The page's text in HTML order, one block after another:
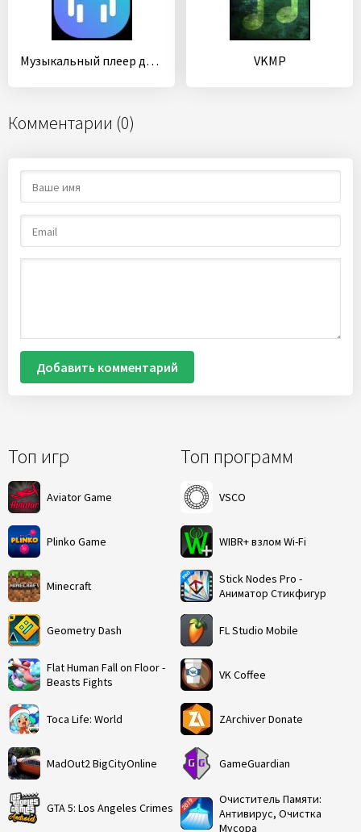
Топ игр
Aviator Game
Plinko Game
Minecraft
Geometry Dash
Flat Human Fall on Floor -
Beasts Fights
Toca Life: World
MadOut2 BigCityOnline
GTA 5: Los Angeles Crimes
Топ программ
VSCO
WIBR+ взлом Wi-Fi
Stick Nodes Pro -
Аниматор Стикфигур
FL Studio Mobile
VK Coffee
ZArchiver Donate
GameGuardian
Очиститель Памяти:
Антивирус, Очистка
Мусора
Музыкальный плеер для ВК VKMP
Комментарии (0)
Добавить комментарий